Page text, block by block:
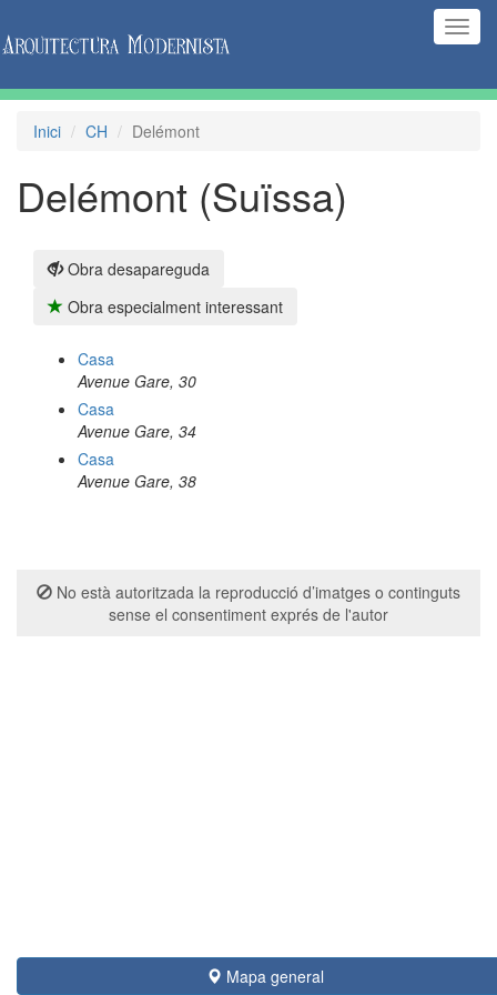
Inici CH Delémont
Delémont (Suïssa)
Obra desapareguda
Obra especialment interessant
Casa
Avenue Gare, 30
Casa
Avenue Gare, 34
Casa
Avenue Gare, 38
Mapa general
No està autoritzada la reproducció d’imatges o continguts
sense el consentiment exprés de l'autor